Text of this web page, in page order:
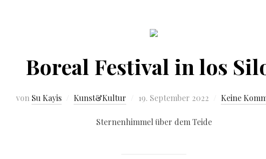
Boreal Festival in los
von Su Kayis Kunst&Kultur 19. September 2022 Keine
Sternenhimmel über dem Teide